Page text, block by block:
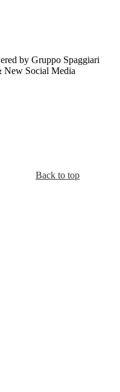
by Gruppo Spaggiari
New Social Media
Back to top